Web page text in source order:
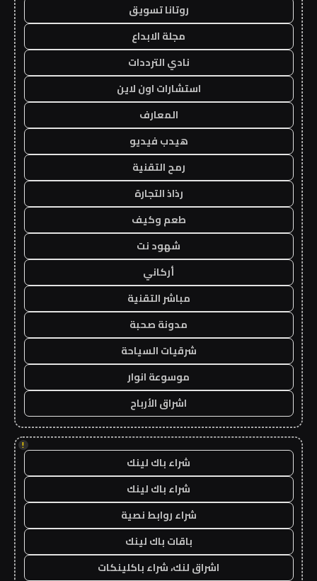
روتانا تسويق
مجلة الابداع
نادي الترددات
استشارات اون لاين
المعارف
هيدب فيديو
رمح التقنية
رذاذ التجارة
طعم وكيف
شهود نت
أركاني
مباشر التقنية
مدونة صحبة
شرقيات السياحة
موسوعة انوار
اشراق الأرباح
!
شراء باك لينك
شراء باك لينك
شراء روابط نصية
باقات باك لينك
اشراق لنك، شراء باكلينكات